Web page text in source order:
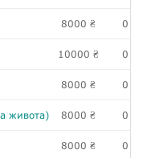
8000 ₴ 0
10000 ₴ 0
8000 ₴ 0
живота) 8000 ₴ 0
8000 ₴ 0